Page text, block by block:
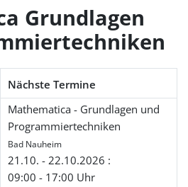
Grundlagen
Nächste Termine
Mathematica - Grundlagen und
Programmiertechniken
Bad Nauheim
21.10. - 22.10.2026 :
09:00 - 17:00 Uhr